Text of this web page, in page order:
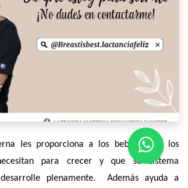
les proporciona a los bebés todos los
para crecer y que su sistema
plenamente. Además ayuda a